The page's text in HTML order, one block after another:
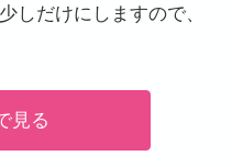
しだけにしますので、
見る